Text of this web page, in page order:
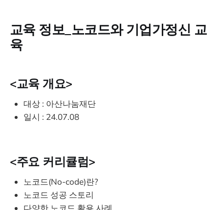
교육 정보_노코드와 기업가정신 교
육
<교육 개요>
대상 : 아산나눔재단
일시 : 24.07.08
<주요 커리큘럼>
​​​노코드(No-code)란?
노코드 성공 스토리
다양한 노코드 활용 사례